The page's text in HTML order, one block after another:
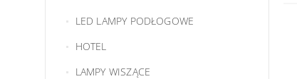
LED LAMPY PODŁOGOWE
HOTEL
LAMPY WISZĄCE